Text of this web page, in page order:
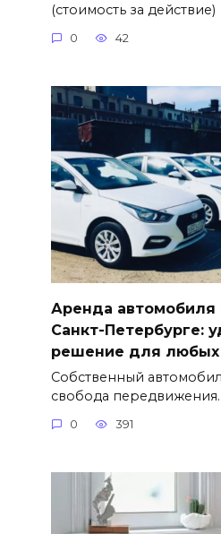
(стоимость за действие)
0 42
Аренда автомобиля
Санкт-Петербурге:
решение для любых
Собственный
свобода передвижения.
0 391